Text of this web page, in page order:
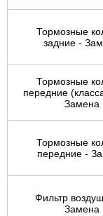
Тормозные
задние -
Тормозные
передние
Замена
Тормозные
передние -
Фильтр
Замена